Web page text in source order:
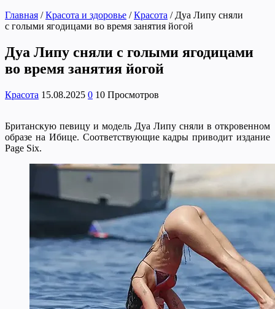
Главная / Красота и здоровье / Красота / Дуа Липу сняли
с голыми ягодицами во время занятия йогой
Дуа Липу сняли с голыми ягодицами
во время занятия йогой
Красота 15.08.2025 0 10 Просмотров
Британскую певицу и модель Дуа Липу сняли в откровенном
образе на Ибице. Соответствующие кадры приводит издание
Page Six.